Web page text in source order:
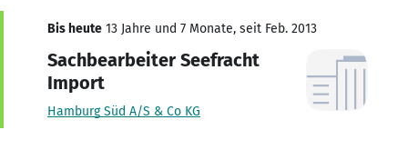
Bis heute 13 Jahre und 7 Monate, seit Feb. 2013
Sachbearbeiter Seefracht
Import
Hamburg Süd A/S & Co KG